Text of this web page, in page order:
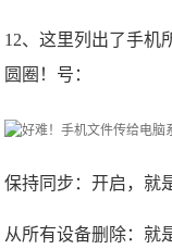
12、这里列出了手机
圆圈！号：
保持同步：开启，就
从所有设备删除：就